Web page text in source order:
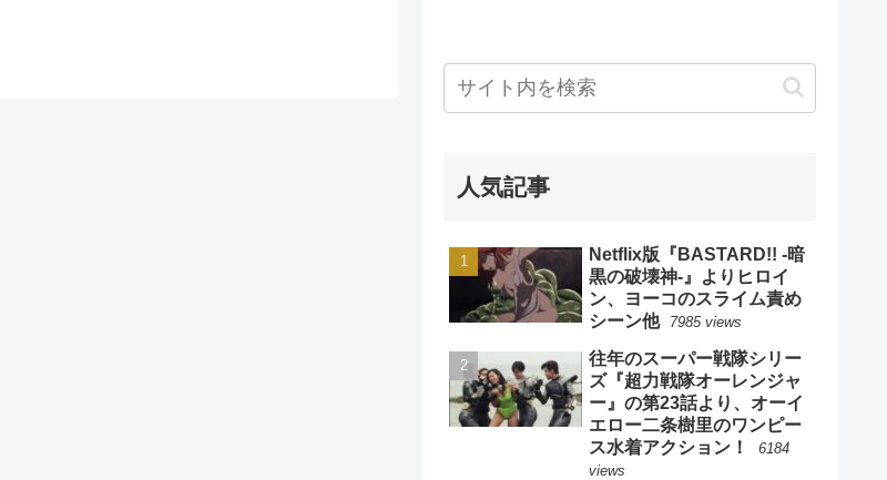
人気記事
Netflix版『BASTARD!! -暗
黒の破壊神-』よりヒロイ
ン、ヨーコのスライム責め
シーン他
7985 views
往年のスーパー戦隊シリー
ズ『超力戦隊オーレンジャ
ー』の第23話より、オーイ
エロー二条樹里のワンピー
ス水着アクション！
6184
views